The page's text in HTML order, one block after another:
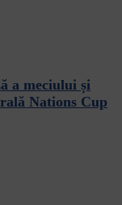
a meciului și
Nations Cup